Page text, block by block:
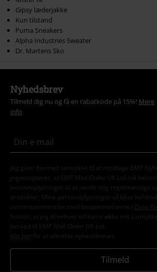
Gipsy læderjakke
Kun tilstand
Puma Sneakers
Alpha Industries Sweater
Dr. Martens Sko
Nyhedsbrev
Tilmeld dig nu og få en rabatkode på 15%! Mere
info
Jeg giver hermed samtykke til at modtage EMP
jegaccepterer, at EMP Mail Order UK Ltd må
personoplysninger til at sende mig regelmæssige
produkter. Mine personoplysninger vil blive
overensstemmelse med bestemmelserne i
Data
forstår, at jeg til enhver tid kan trække mit
besked til EMP Mail Order UK Ltd.
Klik her
for at afmelde nyhedsbrevet.
Tilmeld